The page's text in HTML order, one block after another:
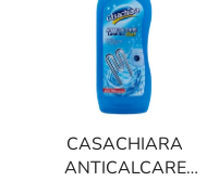
CASACHIARA
ANTICALCARE